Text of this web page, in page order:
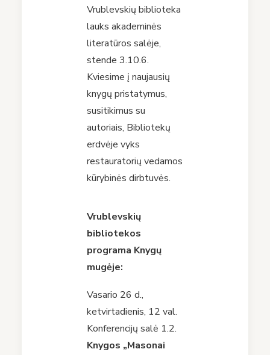
Vrublevskių biblioteka
lauks akademinės
literatūros salėje,
stende 3.10.6.
Kviesime į naujausių
knygų pristatymus,
susitikimus su
autoriais, Bibliotekų
erdvėje vyks
restauratorių vedamos
kūrybinės dirbtuvės.
Vrublevskių
bibliotekos
programa Knygų
mugėje:
Vasario 26 d.,
ketvirtadienis, 12 val.
Konferencijų salė 1.2.
Knygos „Masonai